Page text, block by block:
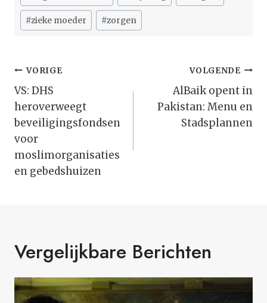
tags:
#zieke moeder #zorgen
Bericht
Navigatie
VORIGE
VS: DHS
heroverweegt
beveiligingsfondsen
voor
moslimorganisaties
en gebedshuizen
VOLGENDE
AlBaik opent in
Pakistan: Menu en
Stadsplannen
Vergelijkbare Berichten